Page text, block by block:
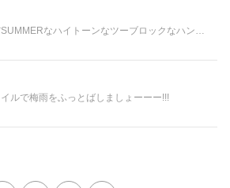
まだまだまだSUMMERなハイトーンなツーブロックなハンサムショート
ルで梅雨をふっとばしましょーーー!!!